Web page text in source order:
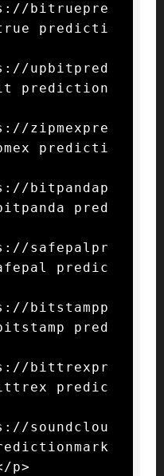
bitruepre
predicti
upbitpred
prediction
zipmexpre
predicti
bitpandap
pred
safepalpr
predic
bitstampp
pred
bittrexpr
predic
soundclou
p>